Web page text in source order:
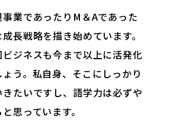
業であったりM＆Aであった
長戦略を描き始めています。
ジネスも今まで以上に活発化
ょう。私自身、そこにしっかり
きたいですし、語学力は必ずや
思っています。